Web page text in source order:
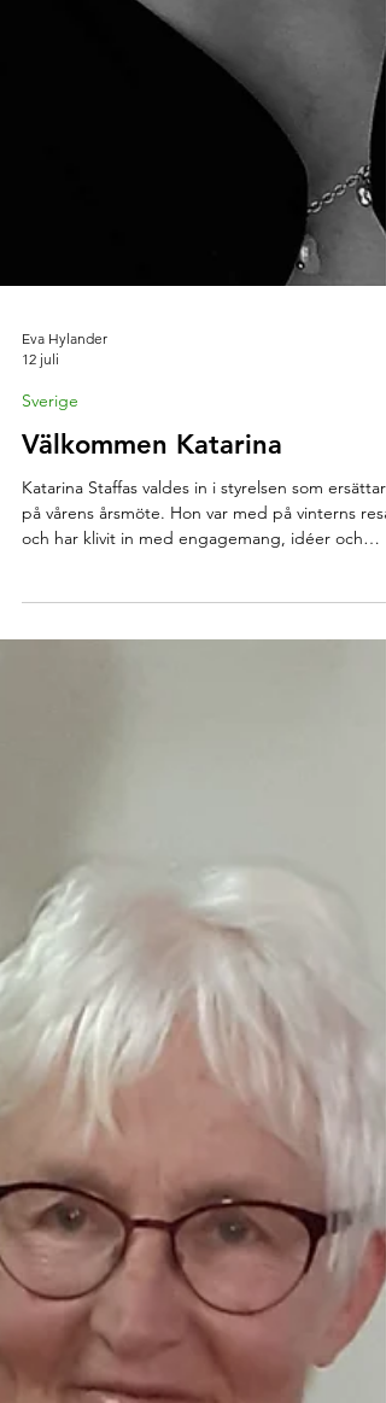
Eva Hylander
12 juli
Sverige
Välkommen Katarina
Katarina Staffas valdes in i styrelsen som ersättare
Katarina! Här kan du läsa Katarinas presentation